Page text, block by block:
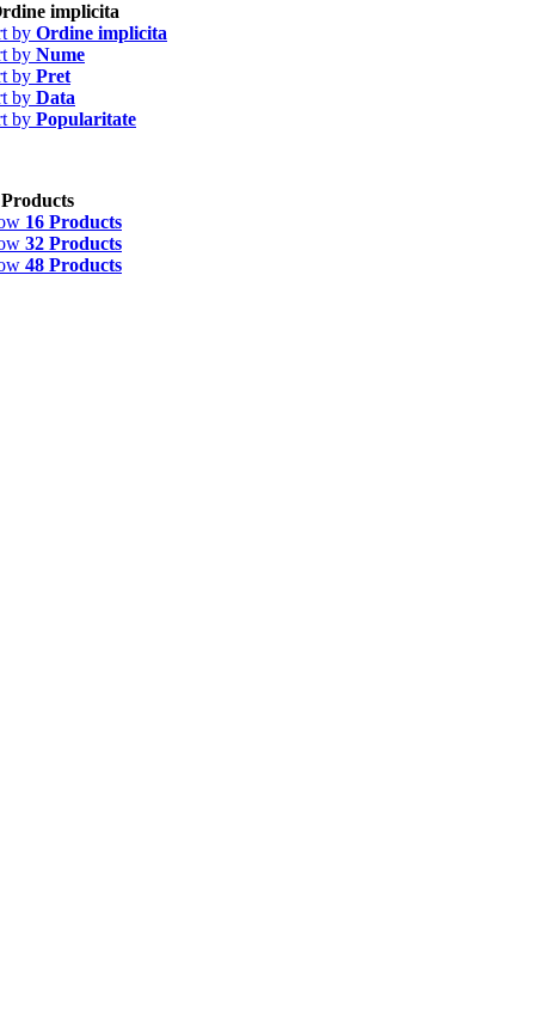
implicita
by Ordine implicita
by Nume
by Pret
by Data
by Popularitate
16 Products
32 Products
48 Products